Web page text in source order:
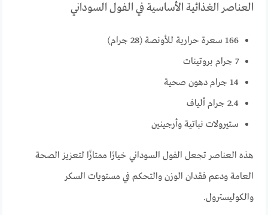
العناصر الغذائية الأساسية في الفول السوداني
166 سعرة حرارية للأونصة (28 جرام)
7 جرام بروتينات
14 جرام دهون صحية
2.4 جرام ألياف
ستيرولات نباتية وأرجينين
هذه العناصر تجعل الفول السوداني خيارًا ممتازًا لتعزيز الصحة
العامة ودعم فقدان الوزن والتحكم في مستويات السكر
والكوليسترول.